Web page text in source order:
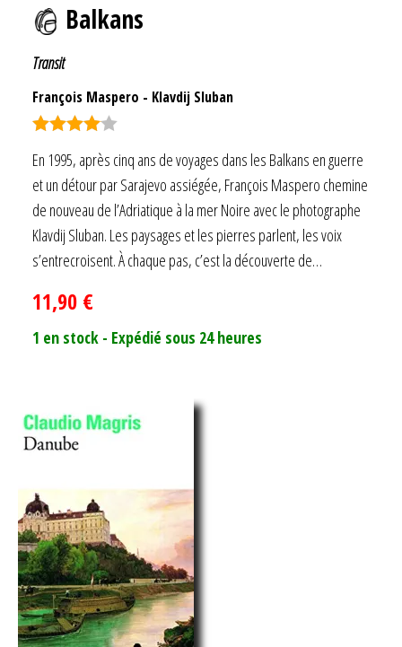
Balkans
Transit
François Maspero - Klavdij Sluban
sur 5
En 1995, après cinq ans de voyages dans les Balkans en guerre
et un détour par Sarajevo assiégée, François Maspero chemine
de nouveau de l’Adriatique à la mer Noire avec le photographe
Klavdij Sluban. Les paysages et les pierres parlent, les voix
s’entrecroisent. À chaque pas, c’est la découverte de…
11,90 €
1 en stock - Expédié sous 24 heures